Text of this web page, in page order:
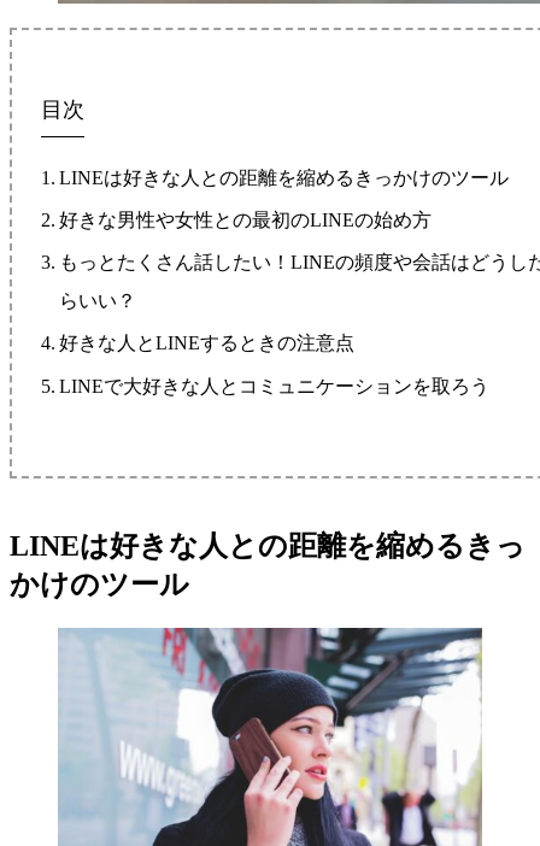
目次
LINEは好きな人との距離を縮めるきっかけのツール
好きな男性や女性との最初のLINEの始め方
もっとたくさん話したい！LINEの頻度や会話はどうし
らいい？
好きな人とLINEするときの注意点
LINEで大好きな人とコミュニケーションを取ろう
LINEは好きな人との距離を縮めるきっ
かけのツール